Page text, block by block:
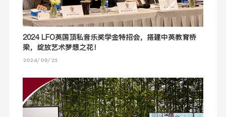
2024 LFO英国顶私音乐奖学金特招会，搭建中英教育桥
梁，绽放艺术梦想之花！
2024/09/25